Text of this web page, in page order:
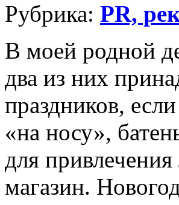
Рубрика: PR,
В моей родной
два из них
праздников,
«на носу»,
для
магазин.